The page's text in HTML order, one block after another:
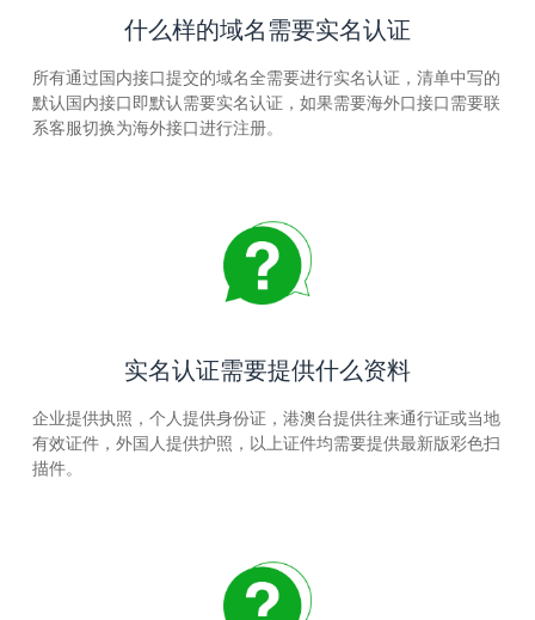
什么样的域名需要实名认证
所有通过国内接口提交的域名全需要进行实名认证，清单中写的
默认国内接口即默认需要实名认证，如果需要海外口接口需要联
系客服切换为海外接口进行注册。
实名认证需要提供什么资料
企业提供执照，个人提供身份证，港澳台提供往来通行证或当地
有效证件，外国人提供护照，以上证件均需要提供最新版彩色扫
描件。